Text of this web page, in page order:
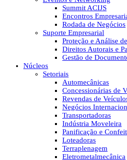
Summit ACIJS
Encontros
Rodada de Negócios
Suporte Empresarial
Proteção e Análise
Direitos Autorais e
Gestão de
Núcleos
Setoriais
Automecânicas
Concessionárias de
Revendas de
Negócios
Transportadoras
Indústria Moveleira
Panificação e
Loteadoras
Terraplenagem
Eletrometalmecânica